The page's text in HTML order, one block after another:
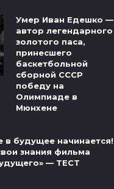
Умер Иван Едешко —
автор легендарного
золотого паса,
принесшего
баскетбольной
сборной СССР
победу на
Олимпиаде в
Мюнхене
в будущее начинается!
знания фильма
— ТЕСТ